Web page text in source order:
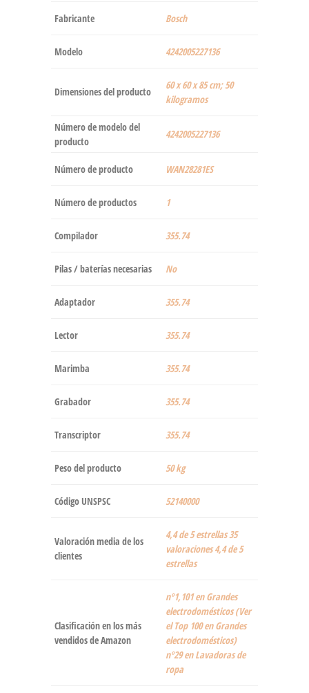
Fabricante ‎Bosch
Modelo ‎4242005227136
Dimensiones del producto
‎60 x 60 x 85 cm; 50
kilogramos
Número de modelo del
producto
‎4242005227136
Número de producto ‎WAN28281ES
Número de productos ‎1
Compilador ‎355.74
Pilas / baterías necesarias ‎No
Adaptador ‎355.74
Lector ‎355.74
Marimba ‎355.74
Grabador ‎355.74
Transcriptor ‎355.74
Peso del producto ‎50 kg
Código UNSPSC 52140000
Valoración media de los
clientes
4,4 de 5 estrellas 35
valoraciones 4,4 de 5
estrellas
Clasificación en los más
vendidos de Amazon
nº1,101 en Grandes
electrodomésticos (Ver
el Top 100 en Grandes
electrodomésticos)
nº29 en Lavadoras de
ropa